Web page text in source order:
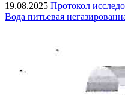
19.08.2025 Протокол
Вода питьевая